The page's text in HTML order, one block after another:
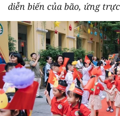
DU LỊCH
THẾ GIỚI
THỂ THAO
GIÁO DỤC
Y TẾ
diễn biến của bão, ứng